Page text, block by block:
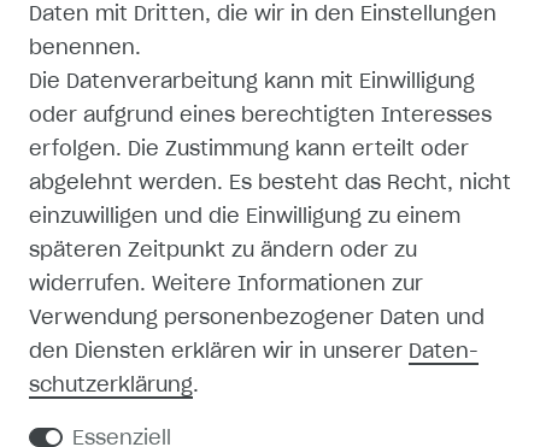
AGB
ZAHLUNG UND VERSAND
SHOP
MEIN KONTO
REGISTRIEREN
Daten mit Dritten, die wir in den Einstellungen
benennen.
Die Datenverarbeitung kann mit Einwilligung
oder aufgrund eines berechtigten Interesses
erfolgen. Die Zustimmung kann erteilt oder
abgelehnt werden. Es besteht das Recht, nicht
einzuwilligen und die Einwilligung zu einem
späteren Zeitpunkt zu ändern oder zu
widerrufen. Weitere Informationen zur
Verwendung personenbezogener Daten und
den Diensten erklären wir in unserer Daten­
schutz­erklärung.
Essenziell